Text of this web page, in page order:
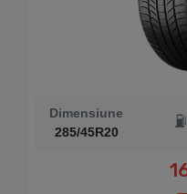
Dimensiune
285/45R20